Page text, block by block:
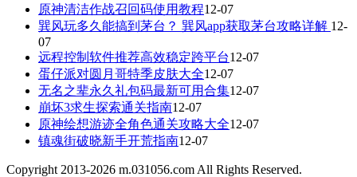
原神清洁作战召回码使用教程12-07
巽风玩多久能搞到茅台？ 巽风app获取茅台攻略详解 12-
07
远程控制软件推荐高效稳定跨平台12-07
蛋仔派对圆月哥特季皮肤大全12-07
无名之辈永久礼包码最新可用合集12-07
崩坏3求生探索通关指南12-07
原神绘想游迹全角色通关攻略大全12-07
镇魂街破晓新手开荒指南12-07
Copyright 2013-2026 m.031056.com All Rights Reserved.